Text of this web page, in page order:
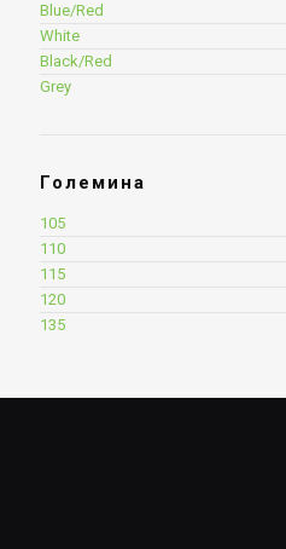
Blue/Red
White
Black/Red
Grey
Големина
105
110
115
120
135